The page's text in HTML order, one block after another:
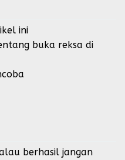
ini
buka reksa di
berhasil jangan